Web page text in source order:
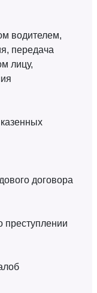
водителем,
передача
лицу,
договора
преступлении